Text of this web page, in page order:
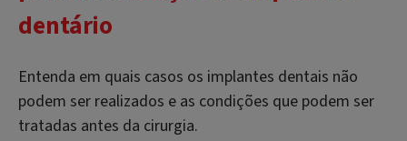
dentário
Entenda em quais casos os implantes dentais não
podem ser realizados e as condições que podem ser
tratadas antes da cirurgia.